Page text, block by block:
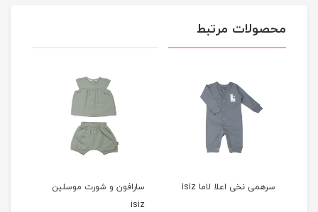
محصولات مرتبط
سرهمی نخی اعلا لاما isiz
سارافون و شورت موسلین
isiz